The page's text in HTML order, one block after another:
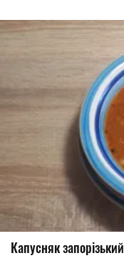
Капусняк запорізький